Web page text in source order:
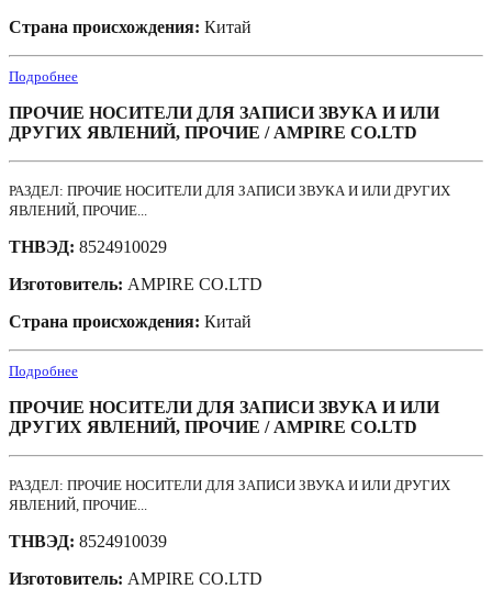
Страна происхождения: Китай
Подробнее
ПРОЧИЕ НОСИТЕЛИ ДЛЯ ЗАПИСИ ЗВУКА И ИЛИ
ДРУГИХ ЯВЛЕНИЙ, ПРОЧИЕ / AMPIRE CO.LTD
РАЗДЕЛ: ПРОЧИЕ НОСИТЕЛИ ДЛЯ ЗАПИСИ ЗВУКА И ИЛИ ДРУГИХ
ЯВЛЕНИЙ, ПРОЧИЕ...
ТНВЭД: 8524910029
Изготовитель: AMPIRE CO.LTD
Страна происхождения: Китай
Подробнее
ПРОЧИЕ НОСИТЕЛИ ДЛЯ ЗАПИСИ ЗВУКА И ИЛИ
ДРУГИХ ЯВЛЕНИЙ, ПРОЧИЕ / AMPIRE CO.LTD
РАЗДЕЛ: ПРОЧИЕ НОСИТЕЛИ ДЛЯ ЗАПИСИ ЗВУКА И ИЛИ ДРУГИХ
ЯВЛЕНИЙ, ПРОЧИЕ...
ТНВЭД: 8524910039
Изготовитель: AMPIRE CO.LTD